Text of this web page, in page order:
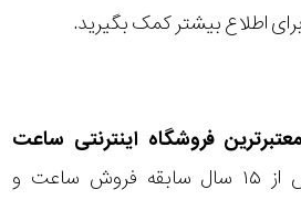
اطلاع بیشتر کمک بگیرید.
فروشگاه اینترنتی ساعت
با بیش از ۱۵ سال سابقه فروش ساعت و